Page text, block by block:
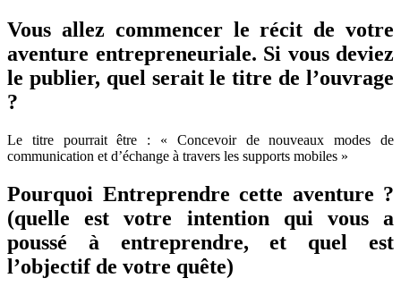
Vous allez commencer le récit de votre
aventure entrepreneuriale. Si vous deviez
le publier, quel serait le titre de l’ouvrage
?
Le titre pourrait être : « Concevoir de nouveaux modes de
communication et d’échange à travers les supports mobiles »
Pourquoi Entreprendre cette aventure ?
(quelle est votre intention qui vous a
poussé à entreprendre, et quel est
l’objectif de votre quête)